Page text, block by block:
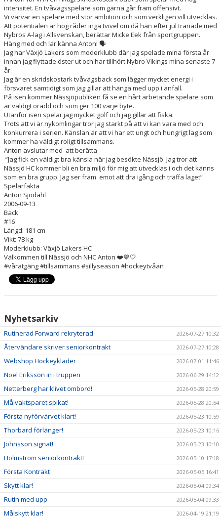
HOCKEYGYMNASIET
DOKUMENT
MINA SIDOR
intensitet. En tvåvägsspelare som gärna går fram offensivt.
Vi värvar en spelare med stor ambition och som verkligen vill utvecklas.
Att potentialen är hög råder inga tvivel om då han efter jul tränade med
Nybros A-lag i Allsvenskan, berättar Micke Eek från sportgruppen.
Häng med och lär känna Anton! 🗣️
Jag har Växjö Lakers som moderklubb där jag spelade mina första år
innan jag flyttade öster ut och har tillhört Nybro Vikings mina senaste 7
år.
Jag är en skridskostark tvåvägsback som lägger mycket energi i
försvaret samtidigt som jag gillar att hänga med upp i anfall.
På isen kommer Nässjöpubliken få se en hårt arbetande spelare som
är väldigt orädd och som ger 100 varje byte.
Utanför isen spelar jag mycket golf och jag gillar att fiska.
Trots att vi är nykomlingar tror jag starkt på att vi kan vara med och
konkurrera i serien. Känslan är att vi har ett ungt och hungrigt lag som
kommer ha väldigt roligt tillsammans.
Anton avslutar med att berätta
”Jag fick en väldigt bra känsla när jag besökte Nässjö. Jag tror att
Nässjö HC kommer bli en bra miljö för mig att utvecklas i och det känns
som en bra grupp. Jag ser fram emot att dra igång och träffa laget”
Spelarfakta
Anton Sjödahl
2006-09-13
Back
#16
Längd: 181 cm
Vikt: 78 kg
Moderklubb: Växjö Lakers HC
Välkommen till Nässjö och NHC Anton ❤️💙🤍
#våratgäng #tillsammans #sillyseason #hockeytvåan
Nyhetsarkiv
Rutinerad Forward rekryterad 2026-07-27 10:32
Återvändare skriver seniorkontrakt 2026-07-27 10:28
Webshop Hockeykläder 2026-07-01 11:46
Noel Eriksson in i truppen 2026-06-29 14:12
Netterberg har klivet ombord! 2026-05-28 20:59
Målvaktsparet spikat! 2026-05-28 20:54
Första nyförvärvet klart! 2026-05-23 10:59
Thorbard förlänger! 2026-05-23 10:16
Johnsson signat! 2026-05-23 10:10
Holmström seniorkontrakt! 2026-05-10 17:18
Första Kontrakt 2026-05-05 16:41
Skytt klar! 2026-05-04 09:34
Rutin med upp 2026-05-04 09:33
Målskytt klar! 2026-04-19 21:19